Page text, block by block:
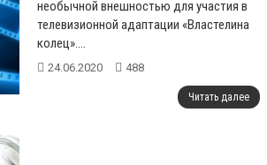
необычной внешностью для участия в
телевизионной адаптации «Властелина
колец»....
24.06.2020 488
Читать далее